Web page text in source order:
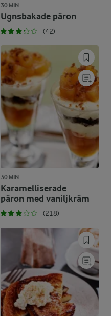
30 MIN
Ugnsbakade päron
(42)
30 MIN
Karamelliserade
päron med vaniljkräm
(218)